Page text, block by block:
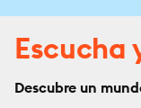
Escucha
Descubre un